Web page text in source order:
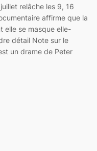
relâche les 9, 16
affirme que la
elle se masque elle-
détail Note sur le
un drame de Peter